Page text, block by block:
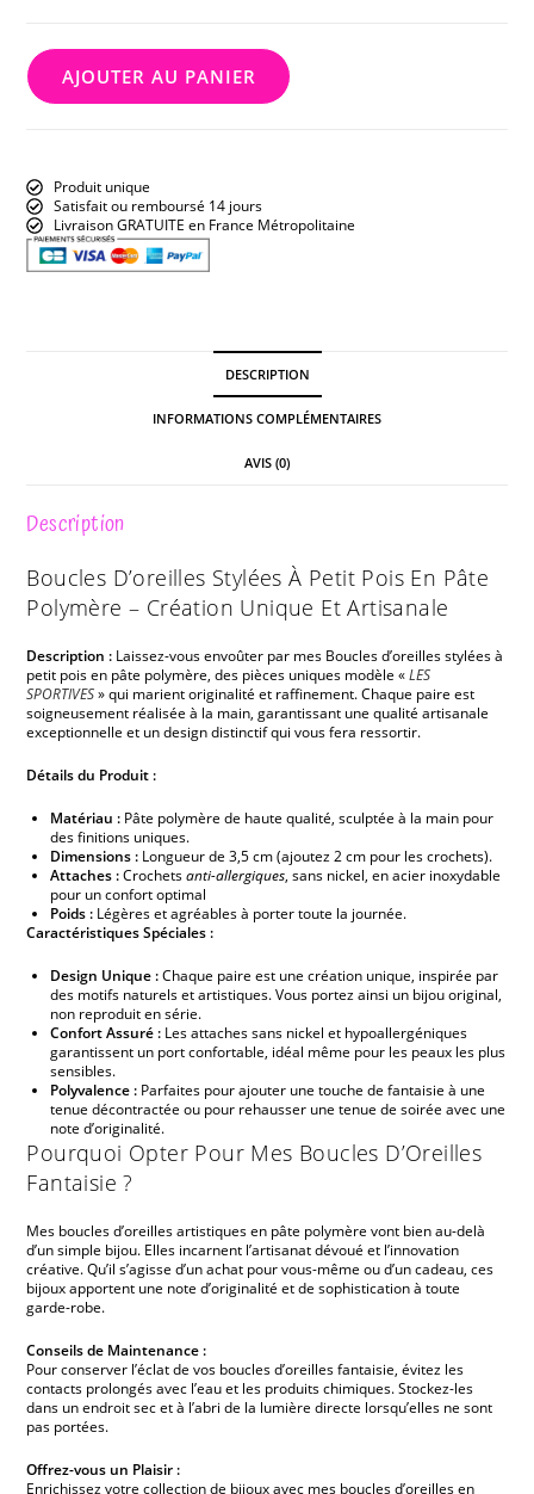
AJOUTER AU PANIER
Produit unique
Satisfait ou remboursé 14 jours
Livraison GRATUITE en France Métropolitaine
DESCRIPTION
INFORMATIONS COMPLÉMENTAIRES
AVIS (0)
Description
Boucles D’oreilles Stylées À Petit Pois En Pâte
Polymère – Création Unique Et Artisanale
Description : Laissez-vous envoûter par mes Boucles d’oreilles stylées à
petit pois en pâte polymère, des pièces uniques modèle «LES
SPORTIVES» qui marient originalité et raffinement. Chaque paire est
soigneusement réalisée à la main, garantissant une qualité artisanale
exceptionnelle et un design distinctif qui vous fera ressortir.
Détails du Produit :
Matériau : Pâte polymère de haute qualité, sculptée à la main pour
des finitions uniques.
Dimensions : Longueur de 3,5 cm (ajoutez 2 cm pour les crochets).
Attaches :Crochetsanti-allergiques, sans nickel, en acier inoxydable
pour un confort optimal
Poids : Légères et agréables à porter toute la journée.
Caractéristiques Spéciales :
Design Unique :Chaque paire est une création unique, inspirée par
des motifs naturels et artistiques. Vous portez ainsi un bijou original,
non reproduit en série.
Confort Assuré : Les attaches sans nickel et hypoallergéniques
garantissent un port confortable, idéal même pour les peaux les plus
sensibles.
Polyvalence : Parfaites pour ajouter une touche de fantaisie à une
tenue décontractée ou pour rehausser une tenue de soirée avec une
note d’originalité.
Pourquoi Opter Pour Mes Boucles D’Oreilles
Fantaisie ?
Mes boucles d’oreilles artistiques en pâte polymère vont bien au-delà
d’un simple bijou. Elles incarnent l’artisanat dévoué et l’innovation
créative. Qu’il s’agisse d’un achat pour vous-même ou d’un cadeau, ces
bijoux apportent une note d’originalité et de sophistication à toute
garde-robe.
Conseils de Maintenance :
Pour conserver l’éclat de vos boucles d’oreilles fantaisie, évitez les
contacts prolongés avec l’eau et les produits chimiques. Stockez-les
dans un endroit sec et à l’abri de la lumière directe lorsqu’elles ne sont
pas portées.
Offrez-vous un Plaisir :
Enrichissez votre collection de bijoux avec mes boucles d’oreilles en